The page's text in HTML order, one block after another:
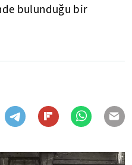
bulunduğu bir